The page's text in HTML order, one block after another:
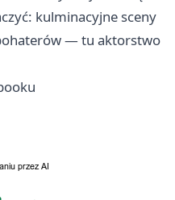
kulminacyjne sceny
— tu aktorstwo